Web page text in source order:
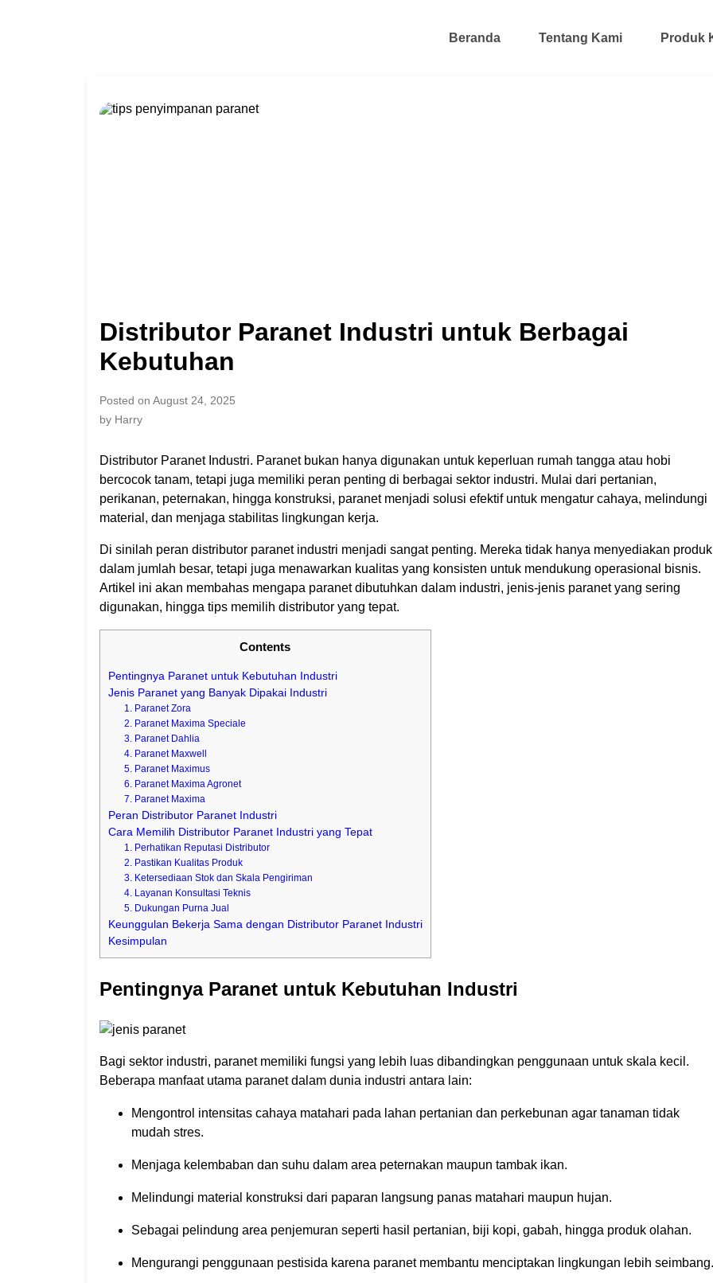
Beranda Tentang Kami Produk
Distributor Paranet Industri untuk Berbagai
Kebutuhan
Posted on August 24, 2025
by Harry
Distributor Paranet Industri. Paranet bukan hanya digunakan untuk keperluan rumah tangga atau hobi
bercocok tanam, tetapi juga memiliki peran penting di berbagai sektor industri. Mulai dari pertanian,
perikanan, peternakan, hingga konstruksi, paranet menjadi solusi efektif untuk mengatur cahaya, melindungi
material, dan menjaga stabilitas lingkungan kerja.
Di sinilah peran distributor paranet industri menjadi sangat penting. Mereka tidak hanya menyediakan produk
dalam jumlah besar, tetapi juga menawarkan kualitas yang konsisten untuk mendukung operasional bisnis.
Artikel ini akan membahas mengapa paranet dibutuhkan dalam industri, jenis-jenis paranet yang sering
digunakan, hingga tips memilih distributor yang tepat.
Contents
Pentingnya Paranet untuk Kebutuhan Industri
Jenis Paranet yang Banyak Dipakai Industri
1. Paranet Zora
2. Paranet Maxima Speciale
3. Paranet Dahlia
4. Paranet Maxwell
5. Paranet Maximus
6. Paranet Maxima Agronet
7. Paranet Maxima
Peran Distributor Paranet Industri
Cara Memilih Distributor Paranet Industri yang Tepat
1. Perhatikan Reputasi Distributor
2. Pastikan Kualitas Produk
3. Ketersediaan Stok dan Skala Pengiriman
4. Layanan Konsultasi Teknis
5. Dukungan Purna Jual
Keunggulan Bekerja Sama dengan Distributor Paranet Industri
Kesimpulan
Pentingnya Paranet untuk Kebutuhan Industri
Bagi sektor industri, paranet memiliki fungsi yang lebih luas dibandingkan penggunaan untuk skala kecil.
Beberapa manfaat utama paranet dalam dunia industri antara lain:
Mengontrol intensitas cahaya matahari pada lahan pertanian dan perkebunan agar tanaman tidak
mudah stres.
Menjaga kelembaban dan suhu dalam area peternakan maupun tambak ikan.
Melindungi material konstruksi dari paparan langsung panas matahari maupun hujan.
Sebagai pelindung area penjemuran seperti hasil pertanian, biji kopi, gabah, hingga produk olahan.
Mengurangi penggunaan pestisida karena paranet membantu menciptakan lingkungan lebih seimbang.